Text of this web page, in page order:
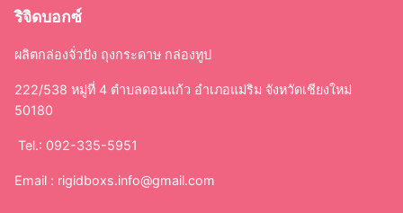
ริจิดบอกซ์
ผลิตกล่องจั่วปัง ถุงกระดาษ กล่องทูป
222/538 หมู่ที่ 4 ตำบลดอนแก้ว อำเภอแม่ริม จังหวัดเชียงใหม่
50180
Tel.: 092-335-5951
Email : rigidboxs.info@gmail.com